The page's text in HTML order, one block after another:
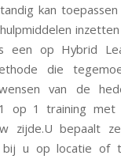
kan
een op Hybrid
die
van de
op 1 training met
zijde.U bepaalt
bij u op locatie of